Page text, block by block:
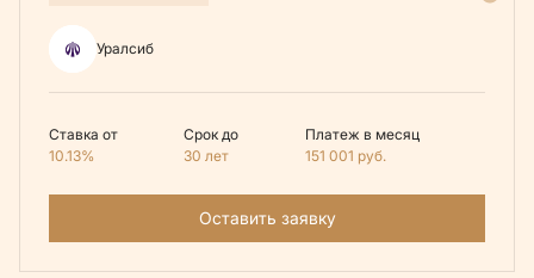
Уралсиб
Ставка от
10.13%
Срок до
30 лет
Платеж в месяц
151 001 руб.
Оставить заявку